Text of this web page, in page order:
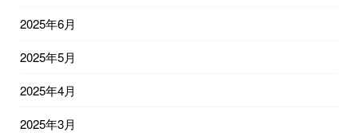
2025年6月
2025年5月
2025年4月
2025年3月